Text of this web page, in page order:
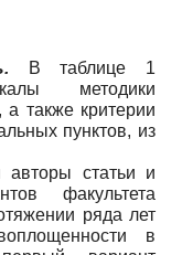
.
В таблице 1
методики
также критерии
пунктов, из
авторы статьи и
факультета
ряда лет
в